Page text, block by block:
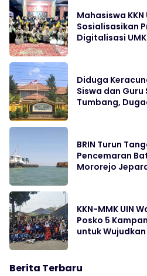
Mahasiswa KKN
Sosialisasikan
Digitalisasi
Diduga
Siswa dan Guru
Tumbang,
BRIN Turun
Pencemaran
Mororejo
KKN-MMK UIN
Posko 5
untuk
Berita Terbaru